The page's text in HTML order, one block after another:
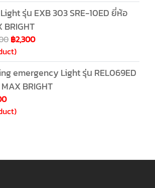
รุ่น EXB 303 SRE-10ED ยี่ห้อ
BRIGHT
฿2,300
emergency Light รุ่น REL069ED
BRIGHT